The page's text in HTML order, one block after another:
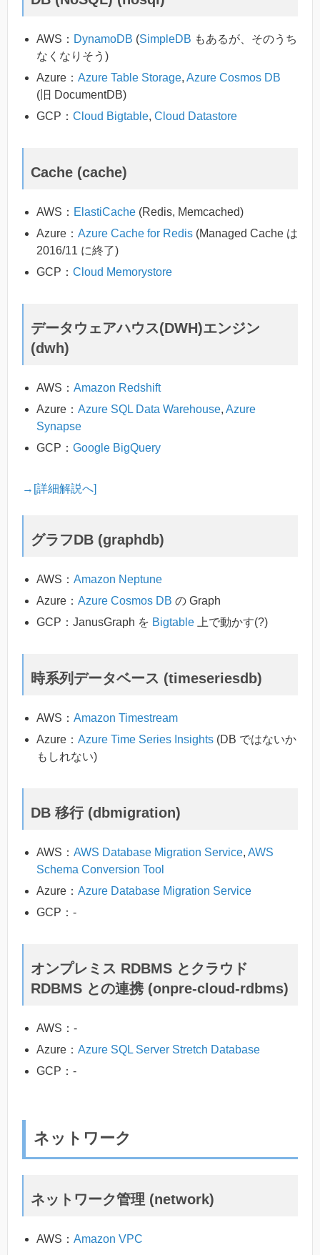
AWS： DynamoDB (SimpleDB もあるが、そのうち
なくなりそう)
Azure： Azure Table Storage, Azure Cosmos DB
(旧 DocumentDB)
GCP： Cloud Bigtable, Cloud Datastore
Cache (cache)
AWS： ElastiCache (Redis, Memcached)
Azure： Azure Cache for Redis (Managed Cache は
2016/11 に終了)
GCP： Cloud Memorystore
データウェアハウス(DWH)エンジン
(dwh)
AWS： Amazon Redshift
Azure： Azure SQL Data Warehouse, Azure
Synapse
GCP： Google BigQuery
→[詳細解説へ]
グラフDB (graphdb)
AWS： Amazon Neptune
Azure： Azure Cosmos DB の Graph
GCP：JanusGraph を Bigtable 上で動かす(?)
時系列データベース (timeseriesdb)
AWS： Amazon Timestream
Azure： Azure Time Series Insights (DB ではないか
もしれない)
DB 移行 (dbmigration)
AWS： AWS Database Migration Service, AWS
Schema Conversion Tool
Azure： Azure Database Migration Service
GCP：-
オンプレミス RDBMS とクラウド
RDBMS との連携 (onpre-cloud-rdbms)
AWS：-
Azure： Azure SQL Server Stretch Database
GCP：-
ネットワーク
ネットワーク管理 (network)
AWS： Amazon VPC